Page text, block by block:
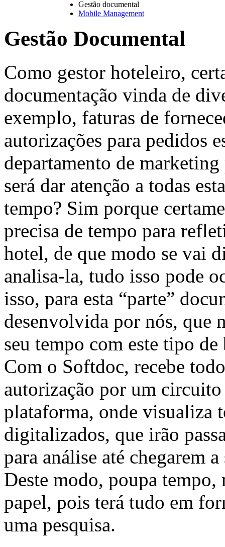
Gestão documental
Mobile Management
Gestão Documental
Como gestor hoteleiro,
documentação vinda de
exemplo, faturas de
autorizações para pedidos
departamento de
será dar atenção a todas
tempo? Sim porque
precisa de tempo para
hotel, de que modo se vai
analisa-la, tudo isso pode
isso, para esta “parte”
desenvolvida por nós, que
seu tempo com este tipo de
Com o Softdoc, recebe
autorização por um
plataforma, onde visualiza
digitalizados, que irão
para análise até chegarem
Deste modo, poupa tempo,
papel, pois terá tudo em
uma pesquisa.